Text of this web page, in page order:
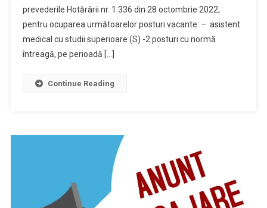
prevederile Hotărârii nr. 1.336 din 28 octombrie 2022,
pentru ocuparea următoarelor posturi vacante: – asistent
medical cu studii superioare (S) -2 posturi cu normă
întreagă, pe perioadă […]
Continue Reading